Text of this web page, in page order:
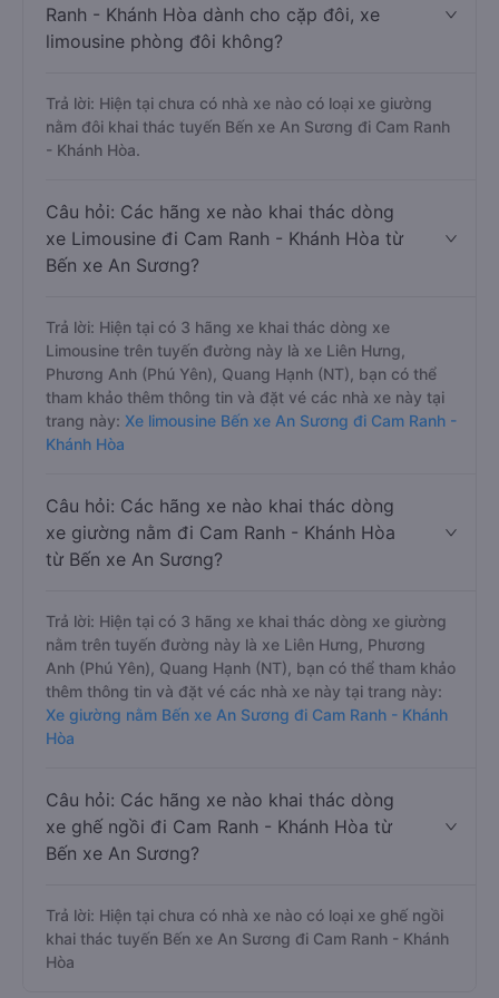
Ranh - Khánh Hòa dành cho cặp đôi, xe
limousine phòng đôi không?
Trả lời: Hiện tại chưa có nhà xe nào có loại xe giường
nằm đôi khai thác tuyến Bến xe An Sương đi Cam Ranh
- Khánh Hòa.
Câu hỏi: Các hãng xe nào khai thác dòng
xe Limousine đi Cam Ranh - Khánh Hòa từ
Bến xe An Sương?
Trả lời: Hiện tại có 3 hãng xe khai thác dòng xe
Limousine trên tuyến đường này là xe Liên Hưng,
Phương Anh (Phú Yên), Quang Hạnh (NT), bạn có thể
tham khảo thêm thông tin và đặt vé các nhà xe này tại
trang này: Xe limousine Bến xe An Sương đi Cam Ranh -
Khánh Hòa
Câu hỏi: Các hãng xe nào khai thác dòng
xe giường nằm đi Cam Ranh - Khánh Hòa
từ Bến xe An Sương?
Trả lời: Hiện tại có 3 hãng xe khai thác dòng xe giường
nằm trên tuyến đường này là xe Liên Hưng, Phương
Anh (Phú Yên), Quang Hạnh (NT), bạn có thể tham khảo
thêm thông tin và đặt vé các nhà xe này tại trang này:
Xe giường nằm Bến xe An Sương đi Cam Ranh - Khánh
Hòa
Câu hỏi: Các hãng xe nào khai thác dòng
xe ghế ngồi đi Cam Ranh - Khánh Hòa từ
Bến xe An Sương?
Trả lời: Hiện tại chưa có nhà xe nào có loại xe ghế ngồi
khai thác tuyến Bến xe An Sương đi Cam Ranh - Khánh
Hòa